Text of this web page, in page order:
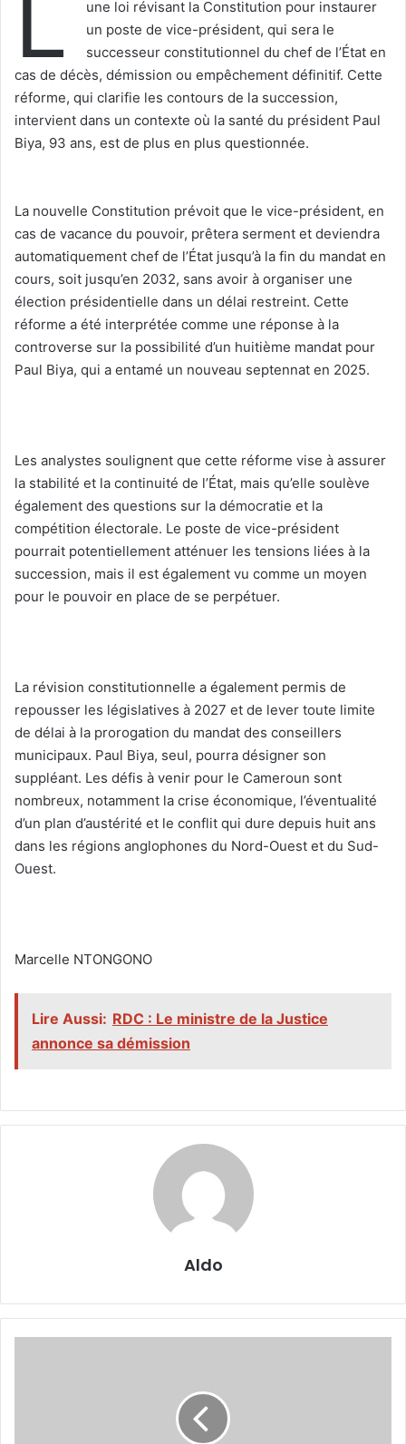
une loi révisant la Constitution pour instaurer
un poste de vice-président, qui sera le
successeur constitutionnel du chef de l’État en
cas de décès, démission ou empêchement définitif. Cette
réforme, qui clarifie les contours de la succession,
intervient dans un contexte où la santé du président Paul
Biya, 93 ans, est de plus en plus questionnée.
‎La nouvelle Constitution prévoit que le vice-président, en
cas de vacance du pouvoir, prêtera serment et deviendra
automatiquement chef de l’État jusqu’à la fin du mandat en
cours, soit jusqu’en 2032, sans avoir à organiser une
élection présidentielle dans un délai restreint. Cette
réforme a été interprétée comme une réponse à la
controverse sur la possibilité d’un huitième mandat pour
Paul Biya, qui a entamé un nouveau septennat en 2025.
‎Les analystes soulignent que cette réforme vise à assurer
la stabilité et la continuité de l’État, mais qu’elle soulève
également des questions sur la démocratie et la
compétition électorale. Le poste de vice-président
pourrait potentiellement atténuer les tensions liées à la
succession, mais il est également vu comme un moyen
pour le pouvoir en place de se perpétuer.
‎La révision constitutionnelle a également permis de
repousser les législatives à 2027 et de lever toute limite
de délai à la prorogation du mandat des conseillers
municipaux. Paul Biya, seul, pourra désigner son
suppléant. Les défis à venir pour le Cameroun sont
nombreux, notamment la crise économique, l’éventualité
d’un plan d’austérité et le conflit qui dure depuis huit ans
dans les régions anglophones du Nord-Ouest et du Sud-
Ouest.
‎Marcelle NTONGONO
Lire Aussi: RDC : Le ministre de la Justice
annonce sa démission
Aldo